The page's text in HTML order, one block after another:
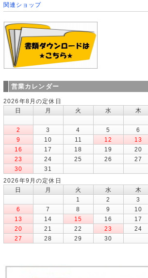
関連ショップ
営業カレンダー
2026年8月の定休日
日
月 火 水 木
2
3 4 5 6
9
10 11 12 13
16
17 18 19 20
23
24 25 26 27
30
31
2026年9月の定休日
日
月 火 水 木
1
2 3
6
7 8 9 10
13
14 15 16 17
20
21 22 23 24
27
28 29
30